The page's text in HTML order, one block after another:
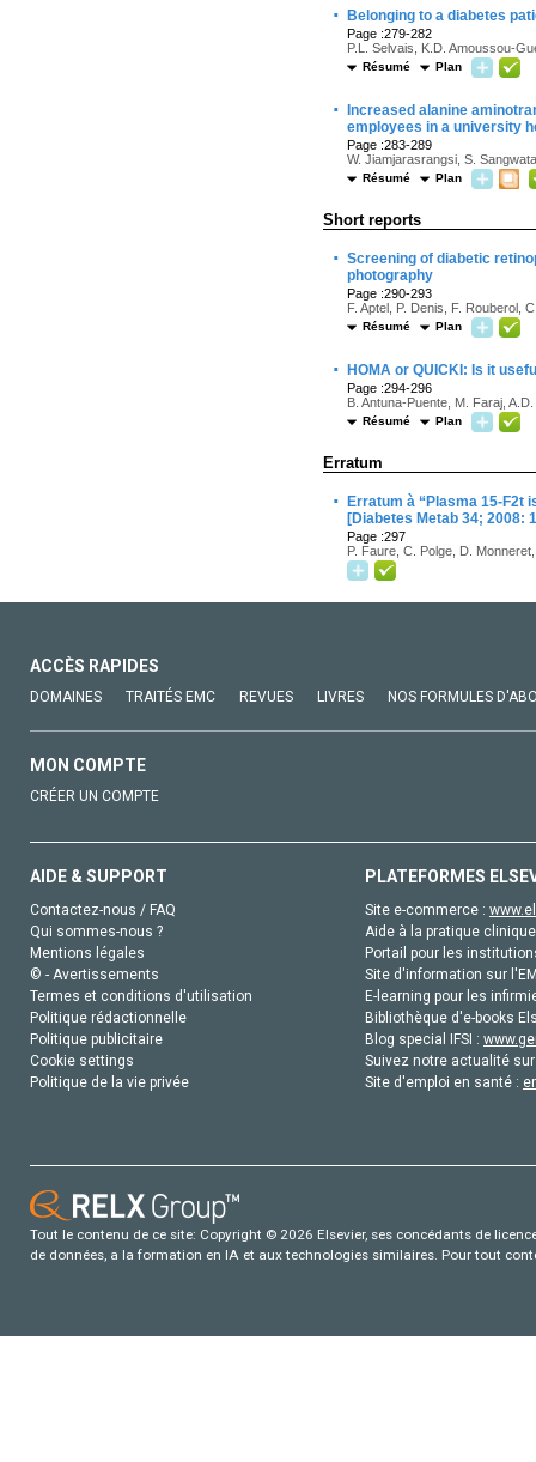
· Belonging to a diabetes
Page :279-282
P.L. Selvais, K.D. Amoussou-
Résumé Plan
·
Increased alanine
employees in a university
Page :283-289
W. Jiamjarasrangsi, S.
Résumé Plan
Short reports
· Screening of diabetic
photography
Page :290-293
F. Aptel, P. Denis, F. Rouberol,
Résumé Plan
· HOMA or QUICKI: Is it
Page :294-296
B. Antuna-Puente, M. Faraj,
Résumé Plan
Erratum
·
Erratum à “Plasma 15-F2t
[Diabetes Metab 34; 2008:
Page :297
P. Faure, C. Polge, D.
ACCÈS RAPIDES
DOMAINES TRAITÉS EMC REVUES LIVRES NOS FORMULES
MON COMPTE
CRÉER UN COMPTE
AIDE & SUPPORT
Contactez-nous / FAQ
Qui sommes-nous ?
Mentions légales
© - Avertissements
Termes et conditions d'utilisation
Politique rédactionnelle
Politique publicitaire
Cookie settings
Politique de la vie privée
PLATEFORMES
Site e-commerce :
Aide à la pratique
Portail pour les
Site d'information sur
E-learning pour les
Bibliothèque d'e-books
Blog special IFSI :
Suivez notre actualité
Site d'emploi en santé :
Tout le contenu de ce site: Copyright © 2026 Elsevier, ses concédants de
de données, a la formation en IA et aux technologies similaires. Pour tout